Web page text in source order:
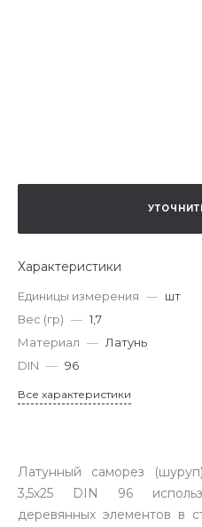
Характеристики
Единицы измерения — шт
Вес (гр) — 1,7
Материал — Латунь
DIN — 96
Все характеристики
Латунный саморез
3,5х25 DIN 96
деревянных элементов в